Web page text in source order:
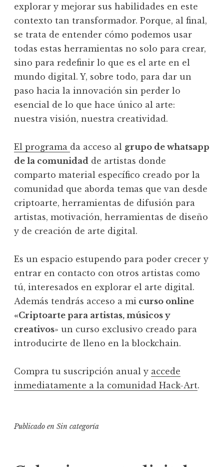
explorar y mejorar sus habilidades en este
contexto tan transformador. Porque, al final,
se trata de entender cómo podemos usar
todas estas herramientas no solo para crear,
sino para redefinir lo que es el arte en el
mundo digital. Y, sobre todo, para dar un
paso hacia la innovación sin perder lo
esencial de lo que hace único al arte:
nuestra visión, nuestra creatividad.
El programa da acceso al grupo de whatsapp
de la comunidad de artistas donde
comparto material específico creado por la
comunidad que aborda temas que van desde
criptoarte, herramientas de difusión para
artistas, motivación, herramientas de diseño
y de creación de arte digital.
Es un espacio estupendo para poder crecer y
entrar en contacto con otros artistas como
tú, interesados en explorar el arte digital.
Además tendrás acceso a mi curso online
«Criptoarte para artistas, músicos y
creativos» un curso exclusivo creado para
introducirte de lleno en la blockchain.
Compra tu suscripción anual y accede
inmediatamente a la comunidad Hack-Art.
Publicado en Sin categoría